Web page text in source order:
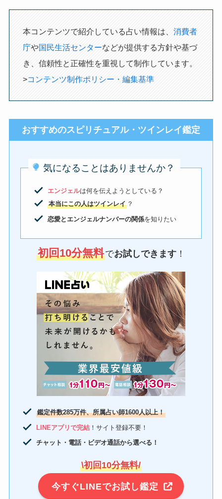
本コンテンツで紹介している占い情報は、 消費者
庁や国民生活センターなどが提供する方針や基づ
き、信頼性と正確性を重視して制作しています。
>コンテンツ制作ポリシー・編集基準
おすすめのスピリチュアル・ツインレイ鑑定
気になることはありませんか？
エンジェルは何を伝えようとしている？
本当にこの人はツインレイ ？
恋愛とエンジェルナンバーの関係を知りたい
初回10分無料でお試しできます ！
鑑定件数285万件、所属占い師1600人以上！
LINEアプリで完結！サイト登録不要！
チャット・電話・ビデオ通話から選べる！
\初回10分無料/
今すぐLINEでお試し鑑定